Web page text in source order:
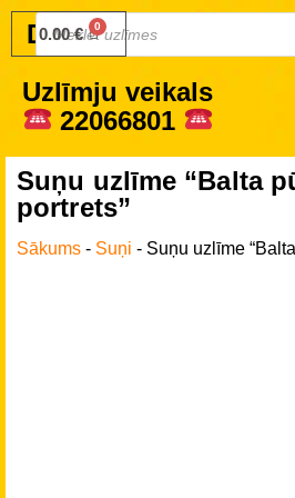
Druku.lv
0.00€
Uzlīmju veikals
22066801
Suņu uzlīme “Balta
portrets”
Sākums - Suņi - Suņu uzlīme